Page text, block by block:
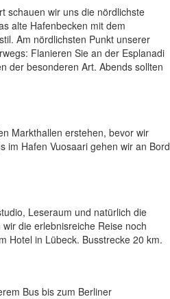
schauen wir uns die nördlichste
alte Hafenbecken mit dem
Am nördlichsten Punkt unserer
Flanieren Sie an der Esplanadi
der besonderen Art. Abends sollten
Markthallen erstehen, bevor wir
im Hafen Vuosaari gehen wir an Bord
Leseraum und natürlich die
die erlebnisreiche Reise noch
Hotel in Lübeck. Busstrecke 20 km.
Bus bis zum Berliner